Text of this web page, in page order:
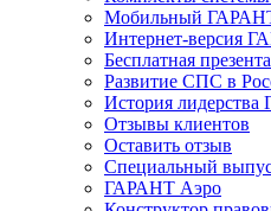
Мобильный
Интернет-версия
Бесплатная
Развитие СПС в
История
Отзывы клиентов
Оставить отзыв
Специальный
ГАРАНТ Аэро